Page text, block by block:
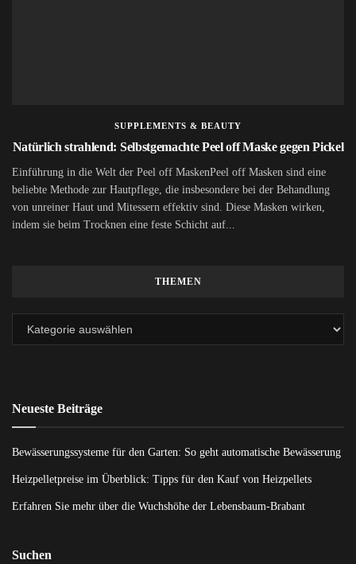
SUPPLEMENTS & BEAUTY
Natürlich strahlend: Selbstgemachte Peel off Maske gegen Pickel
Einführung in die Welt der Peel off MaskenPeel off Masken sind eine
beliebte Methode zur Hautpflege, die insbesondere bei der Behandlung
von unreiner Haut und Mitessern effektiv sind. Diese Masken wirken,
indem sie beim Trocknen eine feste Schicht auf...
THEMEN
Neueste Beiträge
Bewässerungssysteme für den Garten: So geht automatische Bewässerung
Heizpelletpreise im Überblick: Tipps für den Kauf von Heizpellets
Erfahren Sie mehr über die Wuchshöhe der Lebensbaum-Brabant
Suchen